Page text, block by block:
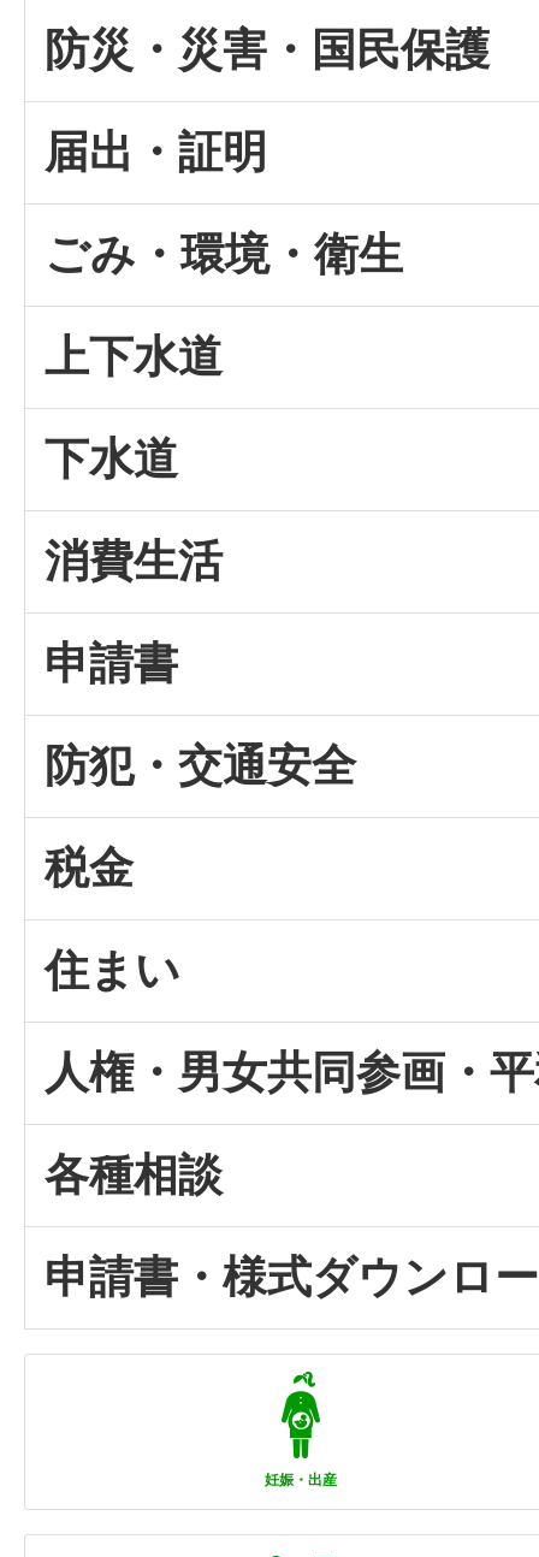
防災・災害・国民保護
届出・証明
ごみ・環境・衛生
上下水道
下水道
消費生活
申請書
防犯・交通安全
税金
住まい
人権・男女共同参画・
各種相談
申請書・様式ダウンロ
妊娠・出産